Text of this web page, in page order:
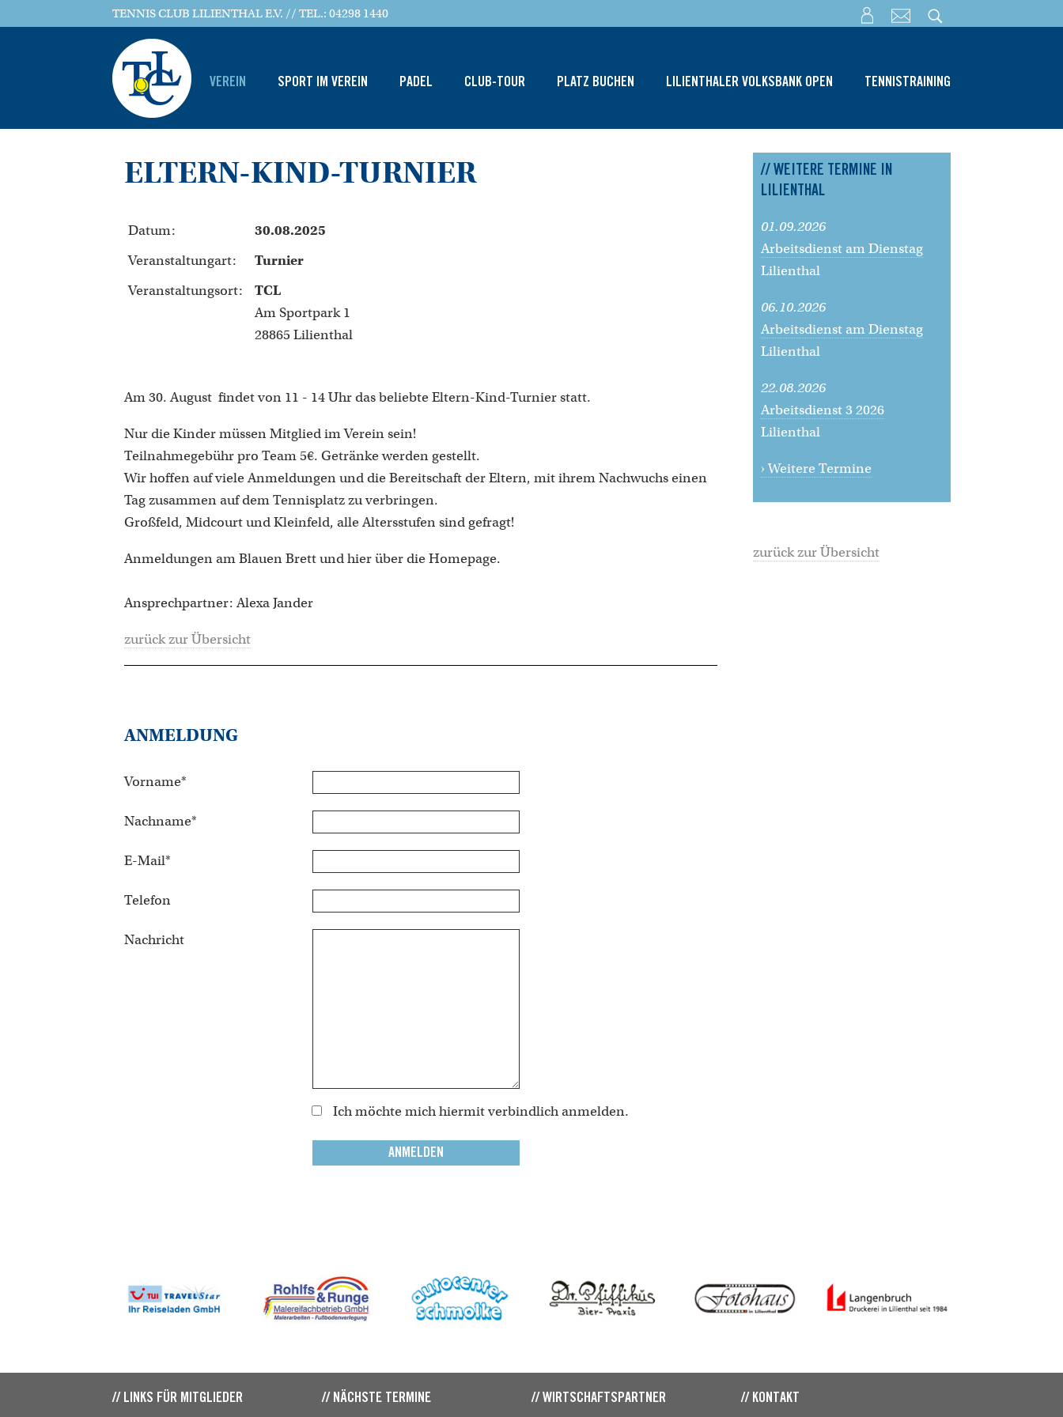
TENNIS CLUB LILIENTHAL E.V. // TEL.: 04298 1440
VEREIN SPORT IM VEREIN PADEL CLUB-TOUR PLATZ BUCHEN LILIENTHALER VOLKSBANK OPEN TENNISTRAINING
ELTERN-KIND-TURNIER
Datum:
30.08.2025
Veranstaltungart:
Turnier
Veranstaltungsort:
TCL
Am Sportpark 1
28865 Lilienthal
Am 30. August findet von 11 - 14 Uhr das beliebte Eltern-Kind-Turnier statt.
Nur die Kinder müssen Mitglied im Verein sein!
Teilnahmegebühr pro Team 5€. Getränke werden gestellt.
Wir hoffen auf viele Anmeldungen und die Bereitschaft der Eltern, mit ihrem Nachwuchs einen
Tag zusammen auf dem Tennisplatz zu verbringen.
Großfeld, Midcourt und Kleinfeld, alle Altersstufen sind gefragt!
Anmeldungen am Blauen Brett und hier über die Homepage.
Ansprechpartner: Alexa Jander
zurück zur Übersicht
ANMELDUNG
Vorname*
Nachname*
E-Mail*
Telefon
Nachricht
Ich möchte mich hiermit verbindlich anmelden.
// WEITERE TERMINE IN
LILIENTHAL
01.09.2026
Arbeitsdienst am Dienstag
Lilienthal
06.10.2026
Arbeitsdienst am Dienstag
Lilienthal
22.08.2026
Arbeitsdienst 3 2026
Lilienthal
› Weitere Termine
zurück zur Übersicht
// LINKS FÜR MITGLIEDER // NÄCHSTE TERMINE // WIRTSCHAFTSPARTNER // KONTAKT